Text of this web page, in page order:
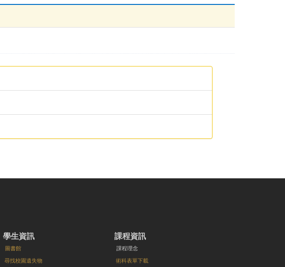
學生資訊
圖書館
尋找校園遺失物
課程資訊
課程理念
術科表單下載